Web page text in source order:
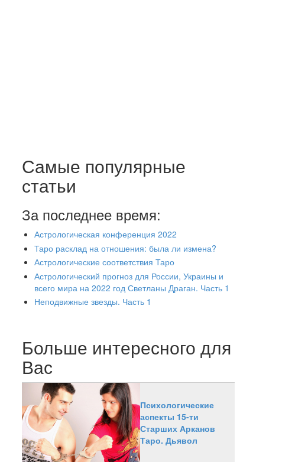
Самые популярные
статьи
За последнее время:
Астрологическая конференция 2022
Таро расклад на отношения: была ли измена?
Астрологические соответствия Таро
Астрологический прогноз для России, Украины и
всего мира на 2022 год Светланы Драган. Часть 1
Неподвижные звезды. Часть 1
Больше интересного для
Вас
Психологические
аспекты 15-ти
Старших Арканов
Таро. Дьявол